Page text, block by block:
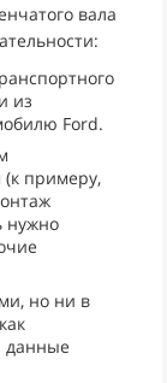
вала
из
Ford.
примеру,
нужно
но ни в
данные